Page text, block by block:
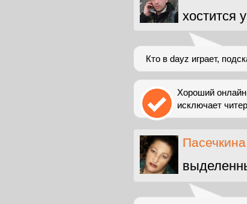
хостится у
Кто в dayz играет,
Хороший
исключает